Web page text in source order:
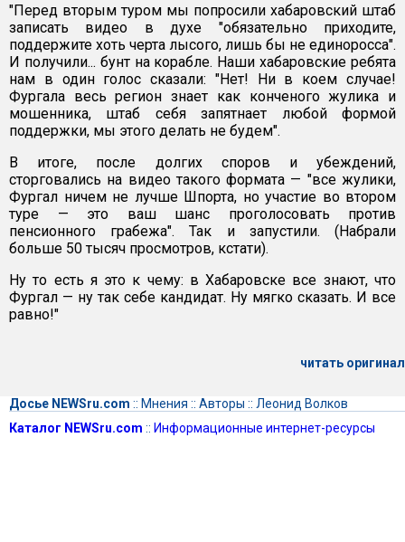
"Перед вторым туром мы попросили хабаровский штаб
записать видео в духе "обязательно приходите,
поддержите хоть черта лысого, лишь бы не единоросса".
И получили... бунт на корабле. Наши хабаровские ребята
нам в один голос сказали: "Нет! Ни в коем случае!
Фургала весь регион знает как конченого жулика и
мошенника, штаб себя запятнает любой формой
поддержки, мы этого делать не будем".
В итоге, после долгих споров и убеждений,
сторговались на видео такого формата — "все жулики,
Фургал ничем не лучше Шпорта, но участие во втором
туре — это ваш шанс проголосовать против
пенсионного грабежа". Так и запустили. (Набрали
больше 50 тысяч просмотров, кстати).
Ну то есть я это к чему: в Хабаровске все знают, что
Фургал — ну так себе кандидат. Ну мягко сказать. И все
равно!"
читать оригинал
Досье NEWSru.com :: Мнения :: Авторы :: Леонид Волков
Каталог NEWSru.com :: Информационные интернет-ресурсы